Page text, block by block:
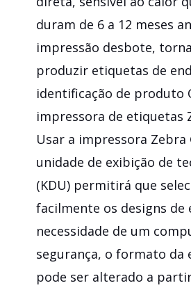
duram de 6 a 12 meses
impressão desbote,
produzir etiquetas de
identificação de produto
impressora de etiquetas
Usar a impressora Zebra
unidade de exibição de
(KDU) permitirá que
facilmente os designs de
necessidade de um
segurança, o formato da
pode ser alterado a